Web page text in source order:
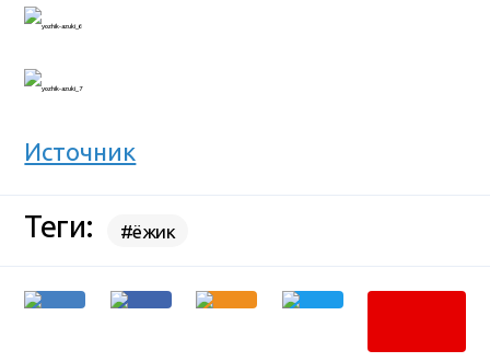
Источник
Теги: #ёжик